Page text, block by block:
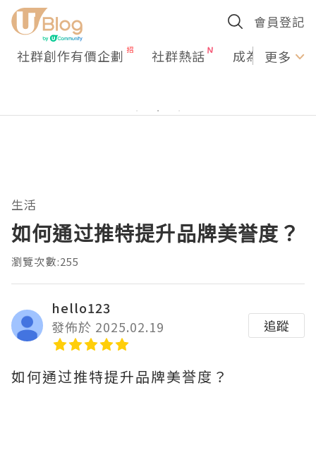
會員登記
社群創作有價企劃 社群熱話 成為U更多
生活
如何通过推特提升品牌美誉度？
瀏覽次數:255
hello123
發佈於 2025.02.19
追蹤
如何通过推特提升品牌美誉度？